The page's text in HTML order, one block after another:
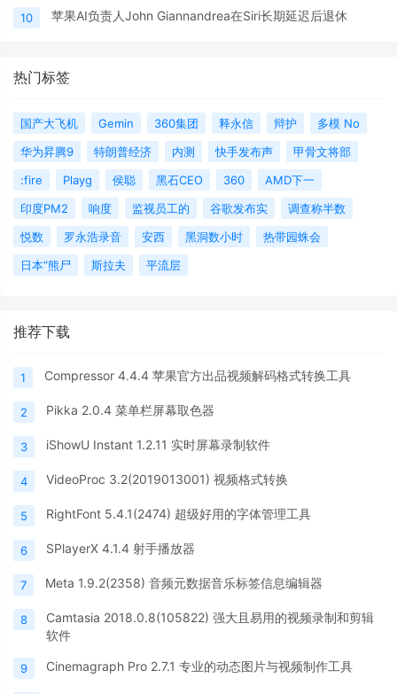
10 苹果AI负责人John Giannandrea在Siri长期延迟后退休
热门标签
国产大飞机 Gemin 360集团 释永信 辩护
多模 No
华为昇腾9
特朗普经济 内测 快手发布声
甲骨文将部
:fire
Playg 侯聪 黑石CEO 360
AMD下一
印度PM2
响度 监视员工的 谷歌发布实
调查称半数
悦数
罗永浩录音 安西 黑洞数小时
热带园蛛会
日本“熊尸
斯拉夫 平流层
推荐下载
1 Compressor 4.4.4 苹果官方出品视频解码格式转换工具
2 Pikka 2.0.4 菜单栏屏幕取色器
3 iShowU Instant 1.2.11 实时屏幕录制软件
4 VideoProc 3.2(2019013001) 视频格式转换
5 RightFont 5.4.1(2474) 超级好用的字体管理工具
6 SPlayerX 4.1.4 射手播放器
7 Meta 1.9.2(2358) 音频元数据音乐标签信息编辑器
8
Camtasia 2018.0.8(105822) 强大且易用的视频录制和剪辑
软件
9 Cinemagraph Pro 2.7.1 专业的动态图片与视频制作工具